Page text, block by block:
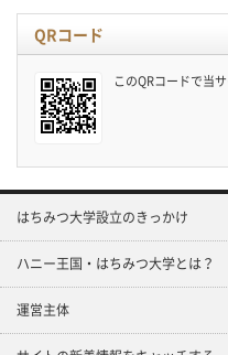
QRコード
このQRコードで当
はちみつ大学設立のきっかけ
ハニー王国・はちみつ大学とは？
運営主体